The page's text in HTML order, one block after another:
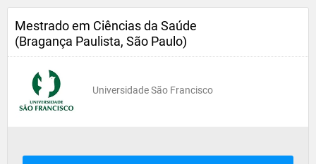
Mestrado em Ciências da Saúde
(Bragança Paulista, São Paulo)
Universidade São Francisco